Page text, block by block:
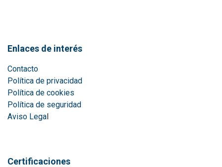
Enlaces de interés
Contacto
Política de privacidad
Política de cookies
Política de seguridad
Aviso Legal
Certificaciones